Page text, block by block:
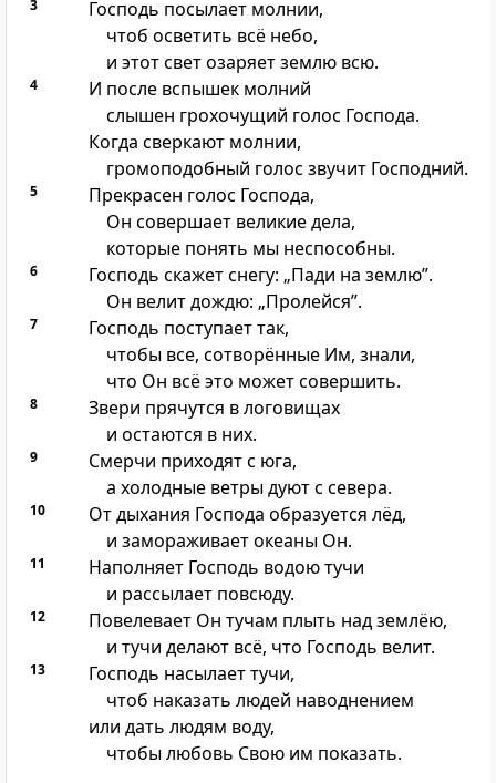
3
Господь посылает молнии,
чтоб осветить всё небо,
и этот свет озаряет землю всю.
4
И после вспышек молний
слышен грохочущий голос Господа.
Когда сверкают молнии,
громоподобный голос звучит Господний.
5
Прекрасен голос Господа,
Он совершает великие дела,
которые понять мы неспособны.
6
Господь скажет снегу: „Пади на землю”.
Он велит дождю: „Пролейся”.
7
Господь поступает так,
чтобы все, сотворённые Им, знали,
что Он всё это может совершить.
8
Звери прячутся в логовищах
и остаются в них.
9
Смерчи приходят с юга,
а холодные ветры дуют с севера.
10
От дыхания Господа образуется лёд,
и замораживает океаны Он.
11
Наполняет Господь водою тучи
и рассылает повсюду.
12
Повелевает Он тучам плыть над землёю,
и тучи делают всё, что Господь велит.
13
Господь насылает тучи,
чтоб наказать людей наводнением
или дать людям воду,
чтобы любовь Свою им показать.